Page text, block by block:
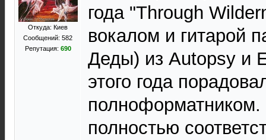
Откуда: Киев
Сообщений: 582
Репутация: 690
года "Through
вокалом и гитарой
Деды) из Autopsy и
этого года
полноформатником.
полностью